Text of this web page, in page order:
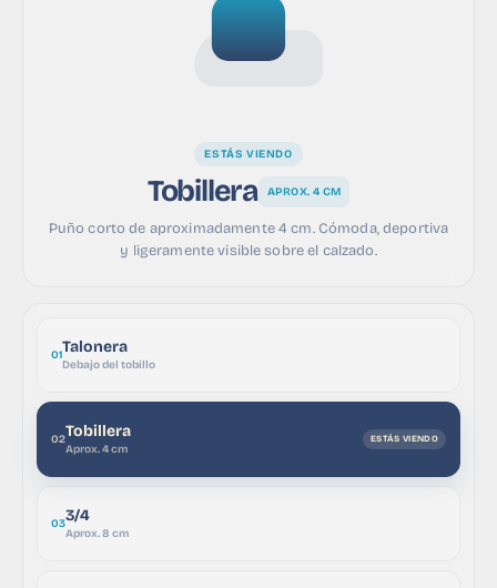
ESTÁS VIENDO
Tobillera APROX. 4 CM
Puño corto de aproximadamente 4 cm. Cómoda, deportiva
y ligeramente visible sobre el calzado.
01Talonera
Debajo del tobillo
02Tobillera
Aprox. 4 cm
033/4
Aprox. 8 cm